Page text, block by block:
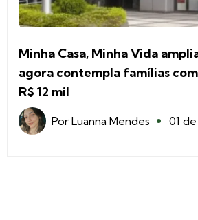
Minha Casa, Minha Vida
agora contempla famílias
R$ 12 mil
Por Luanna Mendes 01